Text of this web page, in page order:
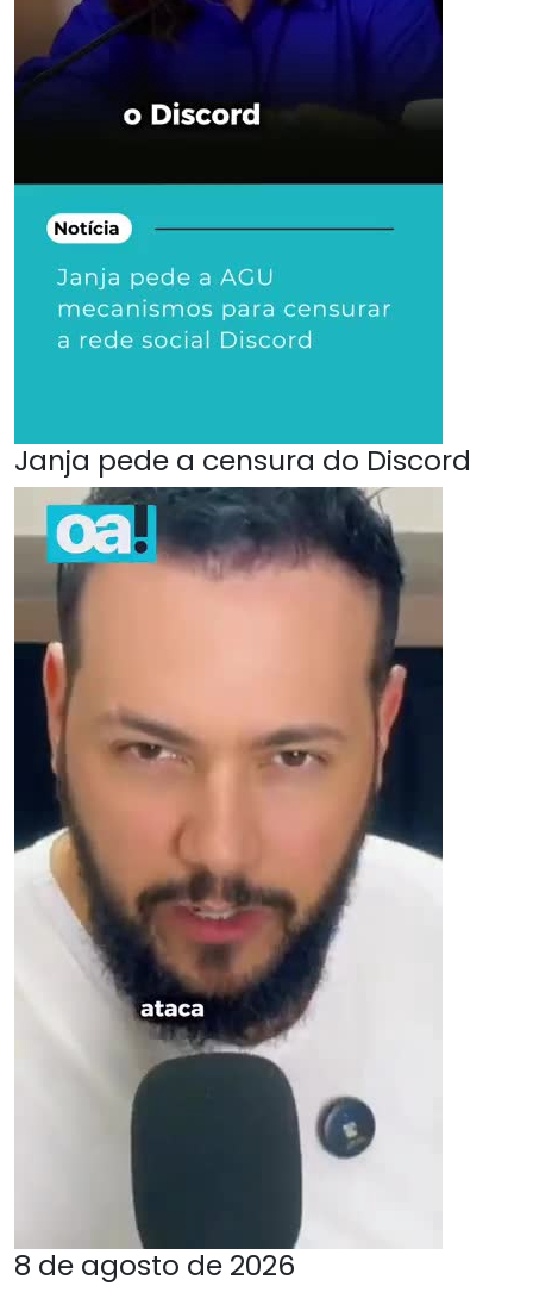
Janja pede a censura do Discord
8 de agosto de 2026